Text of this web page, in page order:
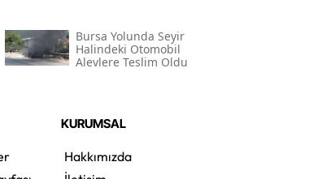
Bursa Yolunda Seyir
Halindeki Otomobil
Alevlere Teslim Oldu
KURUMSAL
Hakkımızda